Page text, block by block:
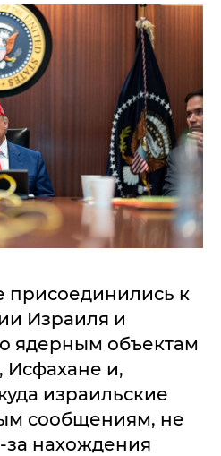
присоединились к
Израиля и
ядерным объектам
Исфахане и,
израильские
сообщениям, не
за нахождения